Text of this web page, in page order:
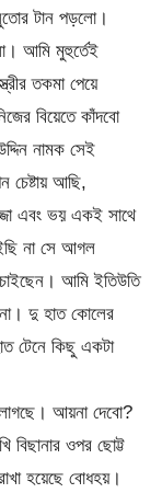
টান পড়লো।
আমি মুহুর্তেই
তকমা পেয়ে
বিয়েতে কাঁদবো
নামক সেই
আছি,
এবং ভয় একই সাথে
না সে আগল
আমি ইতিউতি
দু হাত কোলের
টেনে কিছু একটা
আয়না দেবো?
বিছানার ওপর ছোট্ট
হয়েছে বোধহয়।